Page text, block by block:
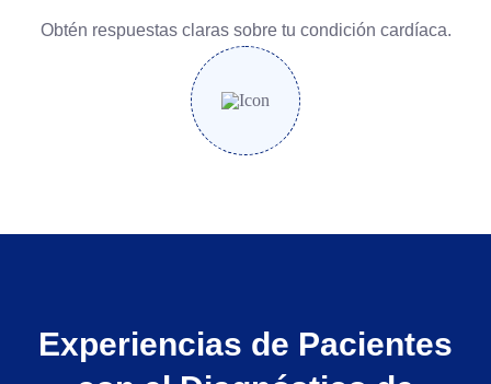
Obtén respuestas claras sobre tu condición cardíaca.
Experiencias de Pacientes